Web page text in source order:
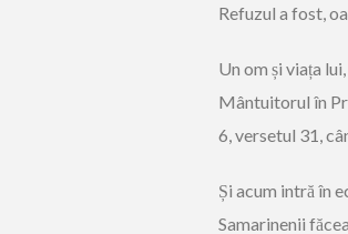
Refuzul a fost,
Un om și viața
Mântuitorul în
6, versetul 31,
Și acum intră în
Samarinenii